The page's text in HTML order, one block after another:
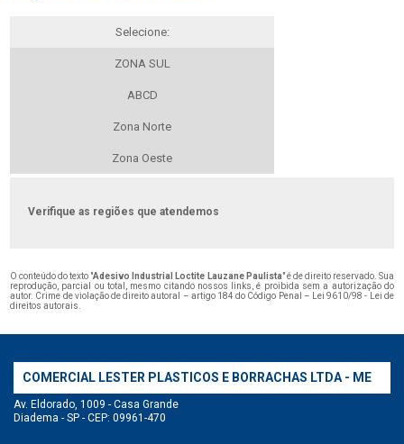
Selecione:
ZONA SUL
ABCD
Zona Norte
Zona Oeste
Verifique as regiões que atendemos
O conteúdo do texto "Adesivo Industrial Loctite Lauzane Paulista" é de direito reservado. Sua
reprodução, parcial ou total, mesmo citando nossos links, é proibida sem a autorização do
autor. Crime de violação de direito autoral – artigo 184 do Código Penal –
Lei 9610/98 - Lei de
direitos autorais
COMERCIAL LESTER PLASTICOS E BORRACHAS LTDA - ME
Av. Eldorado, 1009 - Casa Grande
Diadema - SP - CEP: 09961-470